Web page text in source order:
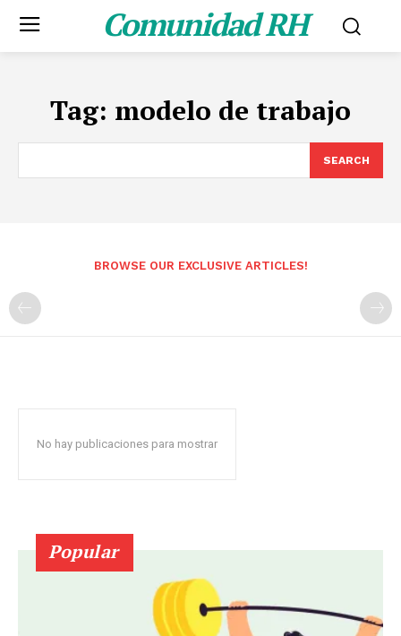
Comunidad RH
Tag: modelo de trabajo
SEARCH
BROWSE OUR EXCLUSIVE ARTICLES!
No hay publicaciones para mostrar
Popular